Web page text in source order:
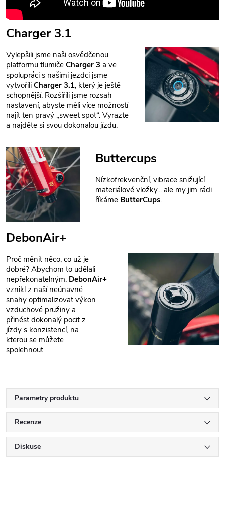
Charger 3.1
Vylepšili jsme naši osvědčenou
platformu tlumiče Charger 3 a ve
spolupráci s našimi jezdci jsme
vytvořili Charger 3.1, který je ještě
schopnější. Rozšířili jsme rozsah
nastavení, abyste měli více možností
najít ten pravý „sweet spot“. Vyrazte
a najděte si svou dokonalou jízdu.
Buttercups
Nízkofrekvenční, vibrace snižující
materiálové vložky... ale my jim rádi
říkáme ButterCups.
DebonAir+
Proč měnit něco, co už je
dobré? Abychom to udělali
nepřekonatelným. DebonAir+
vznikl z naší neúnavné
snahy optimalizovat výkon
vzduchové pružiny a
přinést dokonalý pocit z
jízdy s konzistencí, na
kterou se můžete
spolehnout
Parametry produktu
Recenze
Diskuse